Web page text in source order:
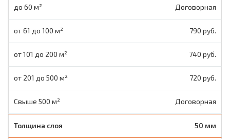
Договорная
790 руб.
740 руб.
720 руб.
Договорная
50 мм